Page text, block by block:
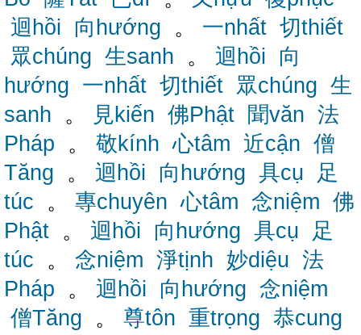
迴hồi
向hướng 。 一nhất 切thiết
眾chúng 生sanh 。 迴hồi
向
hướng 一nhất 切thiết 眾chúng 生
sanh 。 見kiến 佛Phật 聞văn 法
Pháp 。 敬kính 心tâm 近cận 僧
Tăng 。 迴hồi 向hướng 具cụ
足
túc 。 專chuyên 心tâm 念niệm 佛
Phật 。 迴hồi 向hướng 具cụ
足
túc 。 念niệm 淨tịnh 妙diệu 法
Pháp 。 迴hồi 向hướng 念niệm
僧Tăng 。 尊tôn 重trọng 恭cung